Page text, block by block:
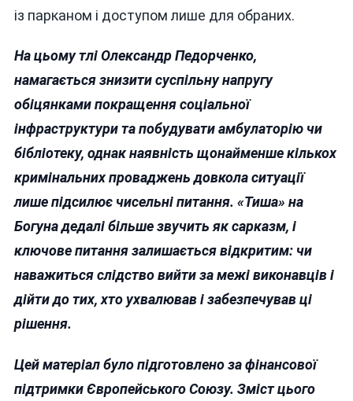
із парканом і доступом лише для обраних.
На цьому тлі Олександр Педорченко,
намагається знизити суспільну напругу
обіцянками покращення соціальної
інфраструктури та побудувати амбулаторію чи
бібліотеку, однак наявність щонайменше кількох
кримінальних проваджень довкола ситуації
лише підсилює чисельні питання. «Тиша» на
Богуна дедалі більше звучить як сарказм, і
ключове питання залишається відкритим: чи
наважиться слідство вийти за межі виконавців і
дійти до тих, хто ухвалював і забезпечував ці
рішення.
Цей матеріал було підготовлено за фінансової
підтримки Європейського Союзу. Зміст цього